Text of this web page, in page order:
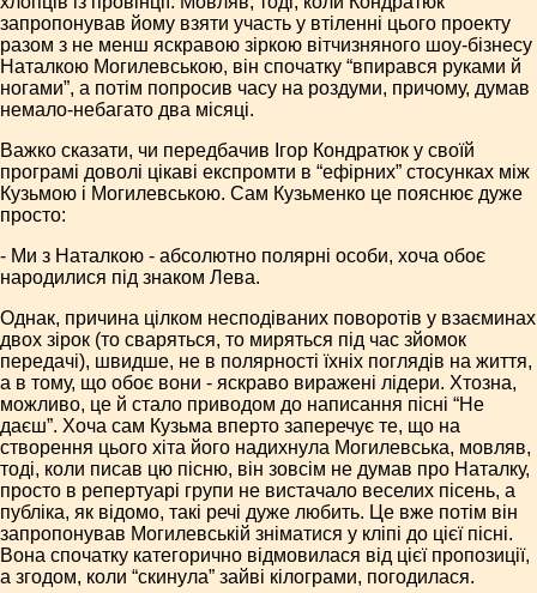
запропонував йому взяти участь у втіленні цього проекту
разом з не менш яскравою зіркою вітчизняного шоу-бізнесу
Наталкою Могилевською, він спочатку “впирався руками й
ногами”, а потім попросив часу на роздуми, причому, думав
немало-небагато два місяці.
Важко сказати, чи передбачив Ігор Кондратюк у своїй
програмі доволі цікаві експромти в “ефірних” стосунках між
Кузьмою і Могилевською. Сам Кузьменко це пояснює дуже
просто:
- Ми з Наталкою - абсолютно полярні особи, хоча обоє
народилися під знаком Лева.
Однак, причина цілком несподіваних поворотів у взаєминах
двох зірок (то сваряться, то миряться під час зйомок
передачі), швидше, не в полярності їхніх поглядів на життя,
а в тому, що обоє вони - яскраво виражені лідери. Хтозна,
можливо, це й стало приводом до написання пісні “Не
даєш”. Хоча сам Кузьма вперто заперечує те, що на
створення цього хіта його надихнула Могилевська, мовляв,
тоді, коли писав цю пісню, він зовсім не думав про Наталку,
просто в репертуарі групи не вистачало веселих пісень, а
публіка, як відомо, такі речі дуже любить. Це вже потім він
запропонував Могилевській зніматися у кліпі до цієї пісні.
Вона спочатку категорично відмовилася від цієї пропозиції,
а згодом, коли “скинула” зайві кілограми, погодилася.